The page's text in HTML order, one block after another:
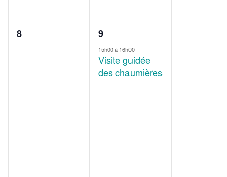
0
8
1
évènement,
9
15h00à 16h00
Visite guidée
des chaumières